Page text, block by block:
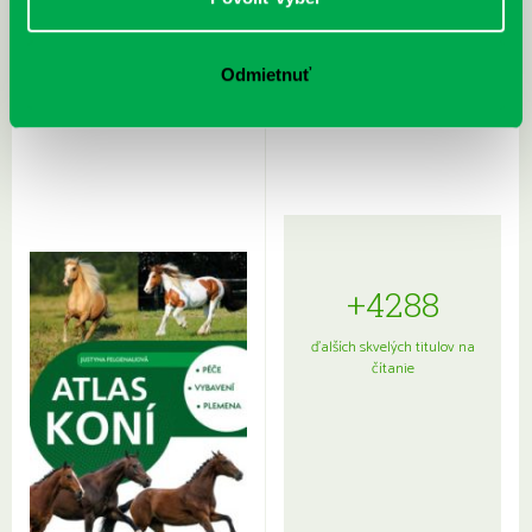
Odmietnuť
Rudź, Przemyslaw: Atlas hviezd:
Hardy, Paula: Japonsko na tanieri:
+4288
ďalších skvelých titulov na
čítanie